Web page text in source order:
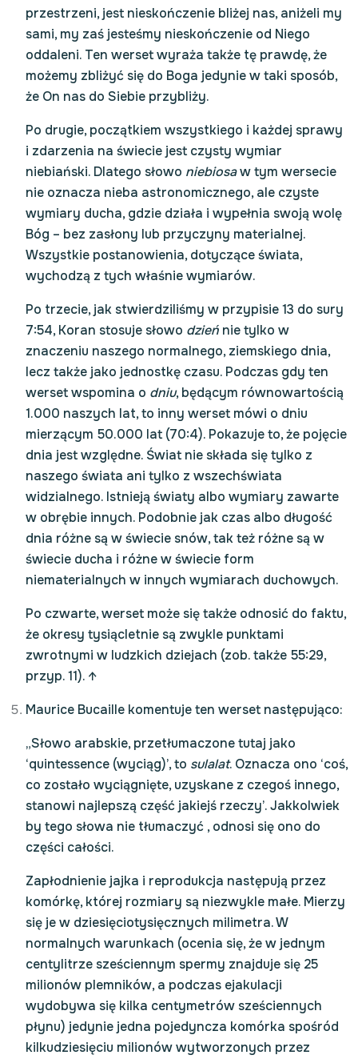
przestrzeni, jest nieskończenie bliżej nas, aniżeli my
sami, my zaś jesteśmy nieskończenie od Niego
oddaleni. Ten werset wyraża także tę prawdę, że
możemy zbliżyć się do Boga jedynie w taki sposób,
że On nas do Siebie przybliży.
Po drugie, początkiem wszystkiego i każdej sprawy
i zdarzenia na świecie jest czysty wymiar
niebiański. Dlatego słowo niebiosaw tym wersecie
nie oznacza nieba astronomicznego, ale czyste
wymiary ducha, gdzie działa i wypełnia swoją wolę
Bóg – bez zasłony lub przyczyny materialnej.
Wszystkie postanowienia, dotyczące świata,
wychodzą z tych właśnie wymiarów.
Po trzecie, jak stwierdziliśmy w przypisie 13 do sury
7:54, Koran stosuje słowo dzień nie tylko w
znaczeniu naszego normalnego, ziemskiego dnia,
lecz także jako jednostkę czasu. Podczas gdy ten
werset wspomina o dniu, będącym równowartością
1.000 naszych lat, to inny werset mówi o dniu
mierzącym 50.000 lat (70:4). Pokazuje to, że pojęcie
dnia jest względne. Świat nie składa się tylko z
naszego świata ani tylko z wszechświata
widzialnego. Istnieją światy albo wymiary zawarte
w obrębie innych. Podobnie jak czas albo długość
dnia różne są w świecie snów, tak też różne są w
świecie ducha i różne w świecie form
niematerialnych w innych wymiarach duchowych.
Po czwarte, werset może się także odnosić do faktu,
że okresy tysiącletnie są zwykle punktami
zwrotnymi w ludzkich dziejach (zob. także 55:29,
przyp. 11). ↑
Maurice Bucaille komentuje ten werset następująco:
„Słowo arabskie, przetłumaczone tutaj jako
‘quintessence (wyciąg)’, to sulalat. Oznacza ono ‘coś,
co zostało wyciągnięte, uzyskane z czegoś innego,
stanowi najlepszą część jakiejś rzeczy’. Jakkolwiek
by tego słowa nie tłumaczyć , odnosi się ono do
części całości.
Zapłodnienie jajka i reprodukcja następują przez
komórkę, której rozmiary są niezwykle małe. Mierzy
się je w dziesięciotysięcznych milimetra. W
normalnych warunkach (ocenia się, że w jednym
centylitrze sześciennym spermy znajduje się 25
milionów plemników, a podczas ejakulacji
wydobywa się kilka centymetrów sześciennych
płynu) jedynie jedna pojedyncza komórka spośród
kilkudziesięciu milionów wytworzonych przez